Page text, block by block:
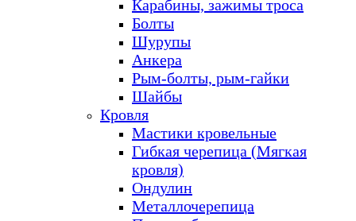
Карабины, зажимы троса
Болты
Шурупы
Анкера
Рым-болты, рым-гайки
Шайбы
Кровля
Мастики кровельные
Гибкая черепица (Мягкая
кровля)
Ондулин
Металлочерепица